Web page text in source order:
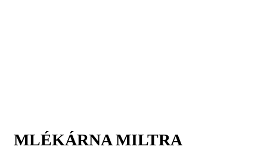
MLÉKÁRNA MILTRA